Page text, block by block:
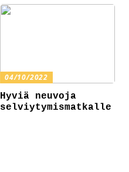
04/10/2022
Hyviä neuvoja
selviytymismatkalle